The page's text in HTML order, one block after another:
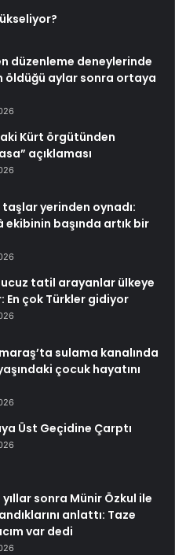
düzenleme deneylerinde
öldüğü aylar sonra ortaya
Kürt örgütünden
açıklaması
yerinden oynadı:
ekibinin başında artık bir
ucuz tatil arayanlar ülkeye
En çok Türkler gidiyor
sulama kanalında
çocuk hayatını
Üst Geçidine Çarptı
yıllar sonra Münir Özkul ile
anlattı: Taze
var dedi